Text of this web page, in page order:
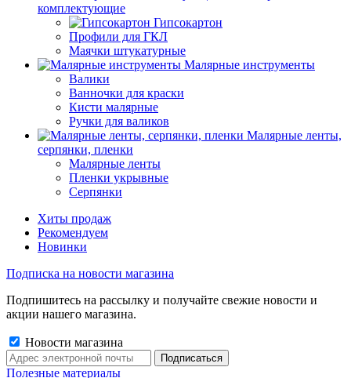
комплектующие
Гипсокартон
Профили для ГКЛ
Маячки штукатурные
Малярные инструменты
Валики
Ванночки для краски
Кисти малярные
Ручки для валиков
Малярные ленты,
серпянки, пленки
Малярные ленты
Пленки укрывные
Серпянки
Хиты продаж
Рекомендуем
Новинки
Подписка на новости магазина
Подпишитесь на рассылку и получайте свежие новости и
акции нашего магазина.
Новости магазина
Полезные материалы